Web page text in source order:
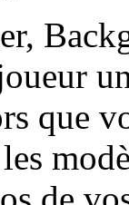
que